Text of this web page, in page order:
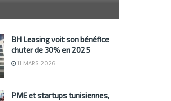
BH Leasing voit son bénéfice
chuter de 30% en 2025
11 MARS 2026
PME et startups tunisiennes,